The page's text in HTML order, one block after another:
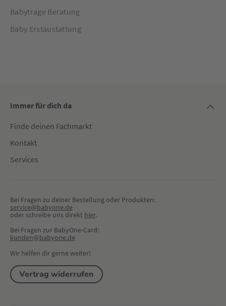
Babytrage Beratung
Baby Erstaustattung
Immer für dich da
Finde deinen Fachmarkt
Kontakt
Services
Bei Fragen zu deiner Bestellung oder Produkten:
service@babyone.de
oder schreibe uns direkt hier.
Bei Fragen zur BabyOne-Card:
kunden@babyone.de
Wir helfen dir gerne weiter!
Vertrag widerrufen